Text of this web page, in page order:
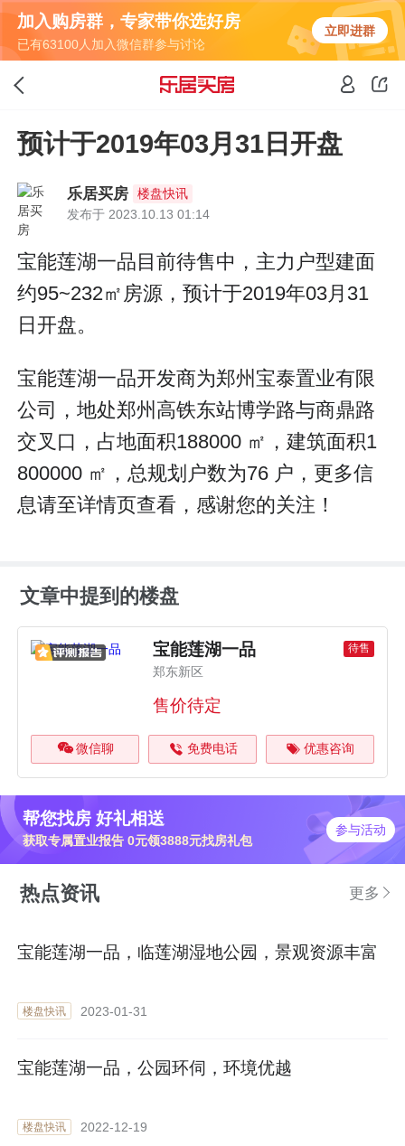
加入购房群，专家带你选好房
已有63100人加入微信群参与讨论
立即进群
预计于2019年03月31日开盘
乐居买房
楼盘快讯
发布于 2023.10.13 01:14
宝能莲湖一品目前待售中，主力户型建面
约95~232㎡房源，预计于2019年03月31
日开盘。
宝能莲湖一品开发商为郑州宝泰置业有限
公司，地处郑州高铁东站博学路与商鼎路
交叉口，占地面积188000 ㎡，建筑面积1
800000 ㎡，总规划户数为76 户，更多信
息请至详情页查看，感谢您的关注！
文章中提到的楼盘
宝能莲湖一品 待售
郑东新区
售价待定
微信聊 免费电话 优惠咨询
帮您找房 好礼相送
获取专属置业报告 0元领3888元找房礼包
参与活动
热点资讯 更多
宝能莲湖一品，临莲湖湿地公园，景观资源丰富
楼盘快讯 2023-01-31
宝能莲湖一品，公园环伺，环境优越
楼盘快讯 2022-12-19